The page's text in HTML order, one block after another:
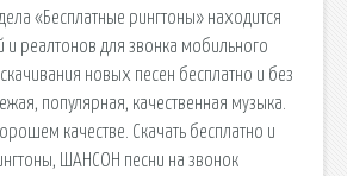
«Бесплатные рингтоны» находится
реалтонов для звонка мобильного
новых песен бесплатно и без
популярная, качественная музыка.
качестве. Скачать бесплатно и
ШАНСОН песни на звонок